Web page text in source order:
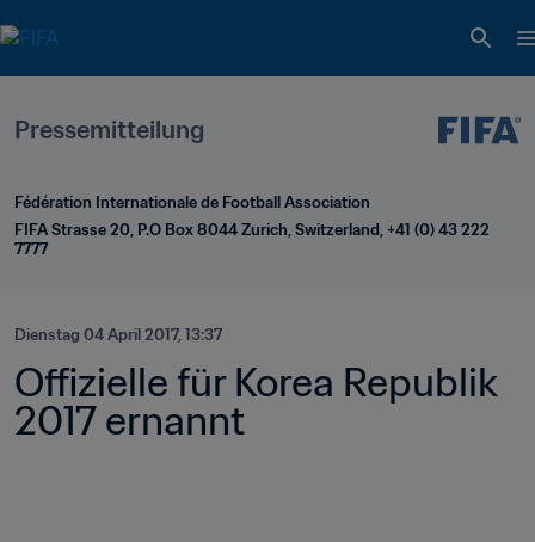
Pressemitteilung
Fédération Internationale de Football Association
FIFA Strasse 20, P.O Box 8044 Zurich, Switzerland, +41 (0) 43 222
7777
Dienstag 04 April 2017, 13:37
Offizielle für Korea Republik
2017 ernannt